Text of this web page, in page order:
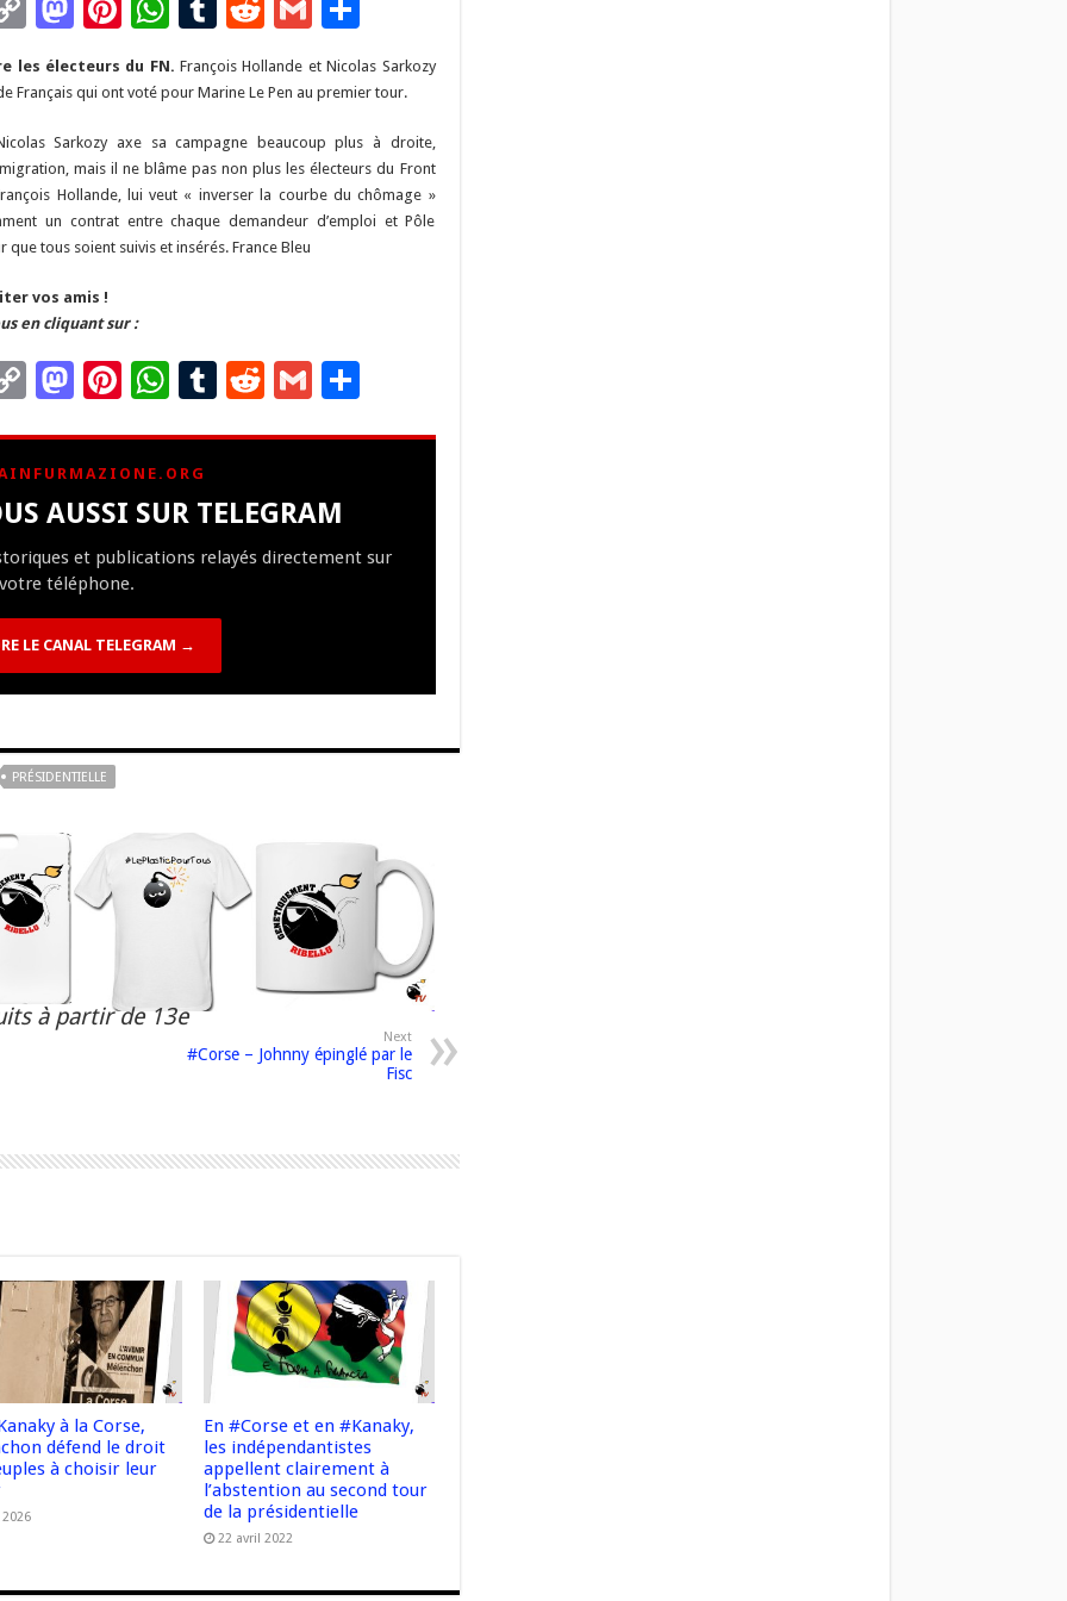
C
p
y
Li
n
k
M
to
d
o
n
Pi
nt
er
t
W
at
p
p
T
u
m
r
R
e
d
t
G
m
ai
ar
ta
g
er
les électeurs du FN.François Hollande et Nicolas Sarkozy
Français qui ont voté pour Marine Le Pen au premier tour.
Sarkozy axe sa campagne beaucoup plus à droite,
mais il ne blâme pas non plus les électeurs du Front
Hollande, lui veut « inverser la courbe du chômage »
un contrat entre chaque demandeur d’emploi et Pôle
que tous soient suivis et insérés. France Bleu
vos amis !
en cliquant sur :
C
p
y
Li
n
k
M
to
d
o
n
Pi
er
es
t
W
at
sA
p
p
T
bl
r
R
di
t
G
l
P
AUSSI SUR TELEGRAM
et publications relayés directement sur
votre téléphone.
LE CANAL TELEGRAM →
PRÉSIDENTIELLE
à partir de 13e
Next
#Corse – Johnny épinglé par le
Fisc
à la Corse,
défend le droit
à choisir leur
En #Corse et en #Kanaky,
les indépendantistes
appellent clairement à
l’abstention au second tour
de la présidentielle
22 avril 2022